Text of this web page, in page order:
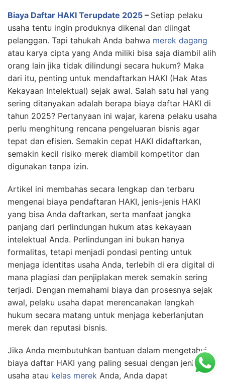
Biaya Daftar HAKI Terupdate 2025 – Setiap pelaku
usaha tentu ingin produknya dikenal dan diingat
pelanggan. Tapi tahukah Anda bahwa merek dagang
atau karya cipta yang Anda miliki bisa saja diambil alih
orang lain jika tidak dilindungi secara hukum? Maka
dari itu, penting untuk mendaftarkan HAKI (Hak Atas
Kekayaan Intelektual) sejak awal. Salah satu hal yang
sering ditanyakan adalah berapa biaya daftar HAKI di
tahun 2025? Pertanyaan ini wajar, karena pelaku usaha
perlu menghitung rencana pengeluaran bisnis agar
tepat dan efisien. Semakin cepat HAKI didaftarkan,
semakin kecil risiko merek diambil kompetitor dan
digunakan tanpa izin.
Artikel ini membahas secara lengkap dan terbaru
mengenai biaya pendaftaran HAKI, jenis-jenis HAKI
yang bisa Anda daftarkan, serta manfaat jangka
panjang dari perlindungan hukum atas kekayaan
intelektual Anda. Perlindungan ini bukan hanya
formalitas, tetapi menjadi pondasi penting untuk
menjaga identitas usaha Anda, terlebih di era digital di
mana plagiasi dan penjiplakan merek semakin sering
terjadi. Dengan memahami biaya dan prosesnya sejak
awal, pelaku usaha dapat merencanakan langkah
hukum secara matang untuk menjaga keberlanjutan
merek dan reputasi bisnis.
Jika Anda membutuhkan bantuan dalam mengetahui
biaya daftar HAKI yang paling sesuai dengan jenis
usaha atau kelas merek Anda, Anda dapat